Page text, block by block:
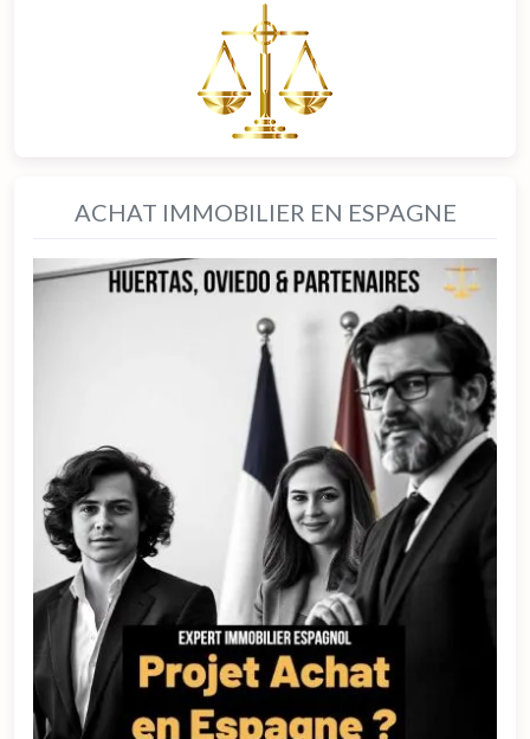
ACHAT IMMOBILIER EN ESPAGNE